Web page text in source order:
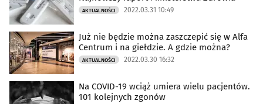
AKTUALNOŚCI 2022.03.31 10:49
Już nie będzie można zaszczepić się w Alfa
Centrum i na giełdzie. A gdzie można?
AKTUALNOŚCI 2022.03.30 16:32
Na COVID-19 wciąż umiera wielu pacjentów.
101 kolejnych zgonów